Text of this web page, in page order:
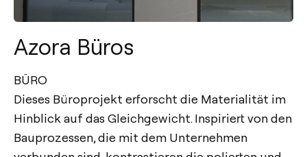
Azora Büros
BÜRO
Dieses Büroprojekt erforscht die Materialität im
Hinblick auf das Gleichgewicht. Inspiriert von den
Bauprozessen, die mit dem Unternehmen